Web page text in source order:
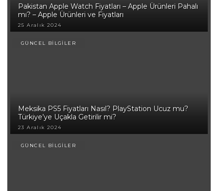
Pakistan Apple Watch Fiyatları – Apple Ürünleri Pahalı
mı? – Apple Ürünleri ve Fiyatları
25 Aralık 2024
GÜNCEL BİLGİLER
Meksika PS5 Fiyatları Nasıl? PlayStation Ucuz mu?
Türkiye’ye Uçakla Getirilir mi?
23 Aralık 2024
GÜNCEL BİLGİLER